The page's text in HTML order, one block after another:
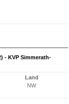
- KVP Simmerath-
Land
NW